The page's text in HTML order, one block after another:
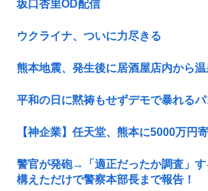
坂口杏里OD配信
ウクライナ、ついに力尽きる
熊本地震、発生後に居酒屋店内から
平和の日に黙祷もせずデモで暴れる
【神企業】任天堂、熊本に5000万円
警官が発砲→「適正だったか調査」
構えただけで警察本部長まで報告！